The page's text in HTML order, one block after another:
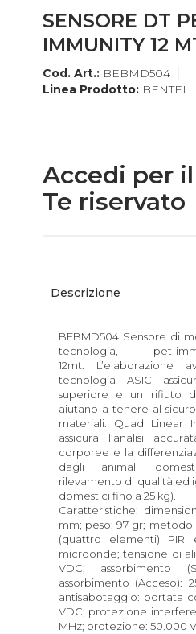
SENSORE DT
IMMUNITY 12
Cod. Art.: BEBMD504
Linea Prodotto: BENTEL
Accedi per
Te riservato
Descrizione
BEBMD504 Sensore di
tecnologia, pet-
12mt. L’elaborazione
tecnologia ASIC
superiore e un rifiuto
aiutano a tenere al
materiali. Quad Linear
assicura l’analisi
corporee e la
dagli animali
rilevamento di qualità ed
domestici fino a 25 kg).
Caratteristiche:
mm; peso: 97 gr;
(quattro elementi) PIR
microonde; tensione di
VDC; assorbimento
assorbimento (Acceso):
antisabotaggio: portata
VDC; protezione
MHz; protezione: 50.000